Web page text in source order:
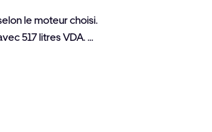
le moteur choisi.
517 litres VDA. …